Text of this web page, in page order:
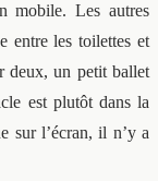
mobile. Les autres
entre les toilettes et
deux, un petit ballet
est plutôt dans la
sur l’écran, il n’y a